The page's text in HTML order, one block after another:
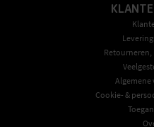
Retourneren,
Algemene
Cookie- &